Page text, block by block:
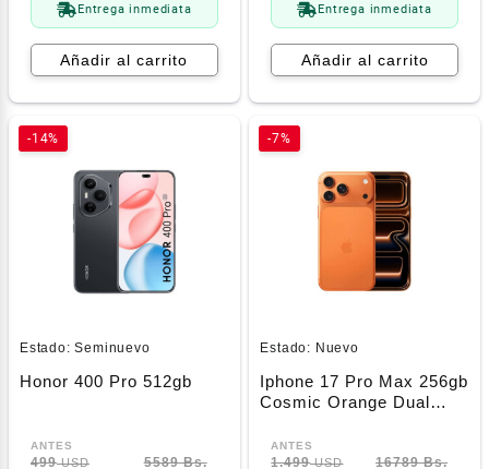
Entrega inmediata
Añadir al carrito
Entrega inmediata
Añadir al carrito
-14%
Estado:Seminuevo
Honor 400 Pro 512gb
499USD 5589 Bs.
-7%
Estado: Nuevo
Iphone 17 Pro Max 256gb
Cosmic Orange Dual
1.499USD 16789 Bs.